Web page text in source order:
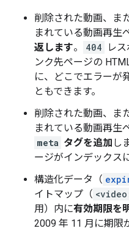
削除された動画、ま
まれている動画再生
返します。 404
レ
ンク先ページの
に、どこでエラーが
ともできます。
削除された動画、ま
まれている動画再生
meta タグを追加 し
ージがインデックス
構造化データ（
イトマップ（
用）内に有効期限を
2009 年 11 月に期限